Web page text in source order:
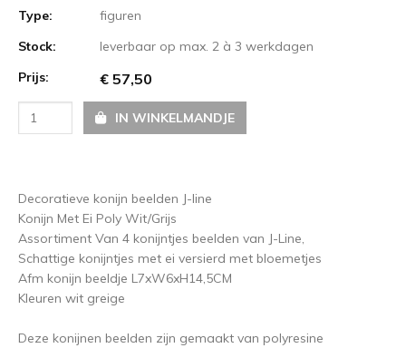
Type:
figuren
Stock:
leverbaar op max. 2 à 3 werkdagen
Prijs:
€ 57,50
IN WINKELMANDJE
Decoratieve konijn beelden J-line
Konijn Met Ei Poly Wit/Grijs
Assortiment Van 4 konijntjes beelden van J-Line,
Schattige konijntjes met ei versierd met bloemetjes
Afm konijn beeldje L7xW6xH14,5CM
Kleuren wit greige
Deze konijnen beelden zijn gemaakt van polyresine